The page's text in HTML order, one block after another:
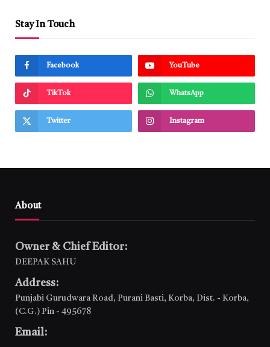
Stay In Touch
Facebook YouTube
TikTok WhatsApp
Twitter Instagram
About
Owner & Chief Editor:
DEEPAK SAHU
Address:
Punjabi Gurudwara Road, Purani Basti, Korba, Dist. - Korba,
(C.G.) Pin - 495678
Email: